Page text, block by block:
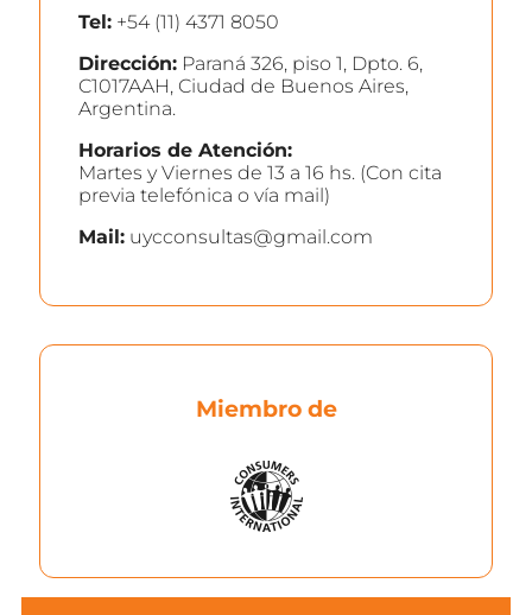
Tel: +54 (11) 4371 8050
Dirección: Paraná 326, piso 1, Dpto. 6,
C1017AAH, Ciudad de Buenos Aires,
Argentina.
Horarios de Atención:
Martes y Viernes de 13 a 16 hs. (Con cita
previa telefónica o vía mail)
Mail: uycconsultas@gmail.com
Miembro de